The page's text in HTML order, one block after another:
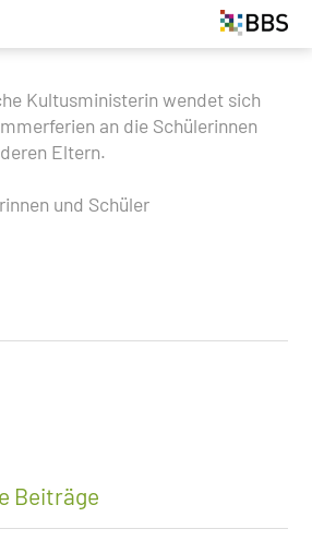
Kultusministerin wendet sich
an die Schülerinnen
Eltern.
und Schüler
Beiträge